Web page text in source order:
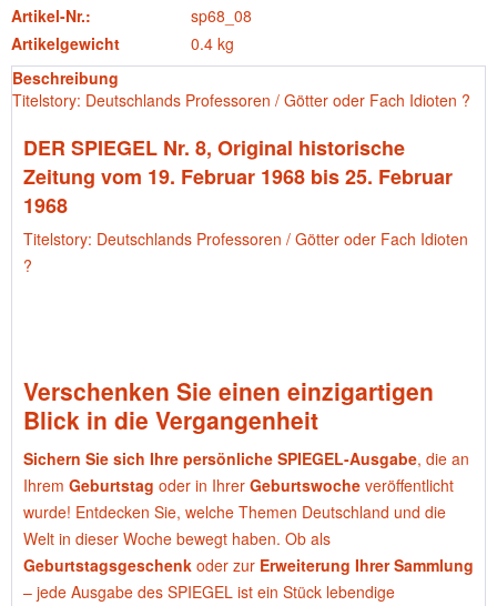
Artikel-Nr.:
sp68_08
Artikelgewicht
0.4 kg
Beschreibung
Titelstory: Deutschlands Professoren / Götter oder Fach Idioten ?
DER SPIEGEL Nr. 8, Original historische
Zeitung vom 19. Februar 1968 bis 25. Februar
1968
Titelstory: Deutschlands Professoren / Götter oder Fach Idioten
?
Verschenken Sie einen einzigartigen
Blick in die Vergangenheit
Sichern Sie sich Ihre persönliche SPIEGEL-Ausgabe, die an
Ihrem Geburtstag oder in Ihrer Geburtswoche veröffentlicht
wurde! Entdecken Sie, welche Themen Deutschland und die
Welt in dieser Woche bewegt haben. Ob als
Geburtstagsgeschenk oder zur Erweiterung Ihrer Sammlung
– jede Ausgabe des SPIEGEL ist ein Stück lebendige